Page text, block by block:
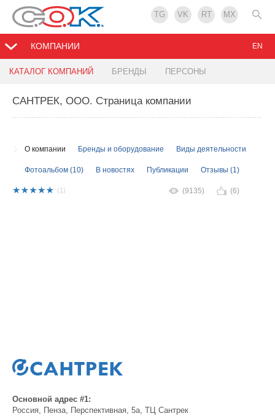
TG VK RT MX
КОМПАНИИ
КАТАЛОГ КОМПАНИЙ БРЕНДЫ ПЕРСОНЫ
EN
САНТРЕК, ООО. Страница компании
О компании Бренды и оборудование Виды деятельности
Фотоальбом (10) В новостях Публикации Отзывы (1)
(9135) (6)
(1)
Основной адрес #1:
Россия, Пенза, Перспективная, 5а, ТЦ Сантрек